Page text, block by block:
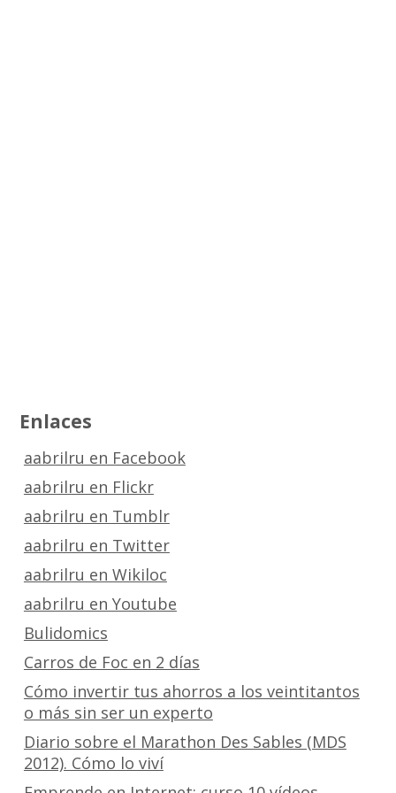
Enlaces
aabrilru en Facebook
aabrilru en Flickr
aabrilru en Tumblr
aabrilru en Twitter
aabrilru en Wikiloc
aabrilru en Youtube
Bulidomics
Carros de Foc en 2 días
Cómo invertir tus ahorros a los veintitantos
o más sin ser un experto
Diario sobre el Marathon Des Sables (MDS
2012). Cómo lo viví